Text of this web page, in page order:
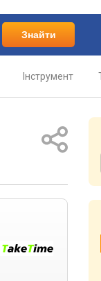
Знайти
Інструмент